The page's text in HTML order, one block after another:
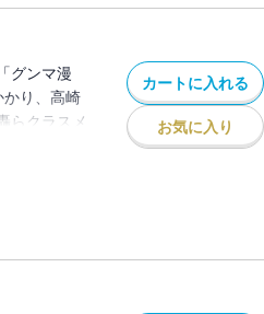
グンマ漫
かり、高崎
らクラスメ
。白衣大
カートに入れる
お気に入り